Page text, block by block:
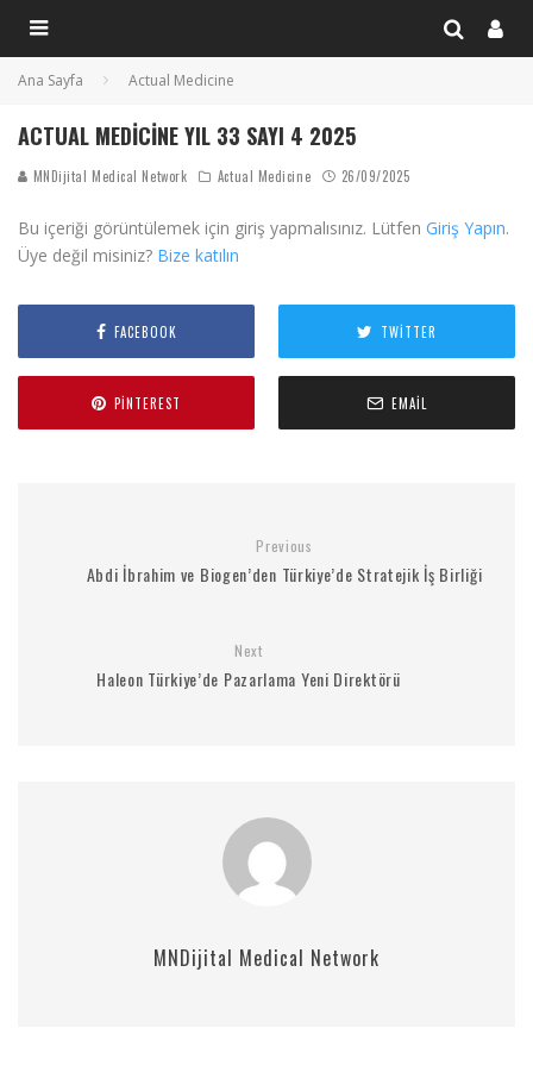
Ana Sayfa Actual Medicine
ACTUAL MEDICINE YIL 33 SAYI 4 2025
MNDijital Medical Network Actual Medicine 26/09/2025
Bu içeriği görüntülemek için giriş yapmalısınız. Lütfen Giriş Yapın.
Üye değil misiniz? Bize katılın
FACEBOOK TWITTER
PINTEREST EMAIL
Previous
Abdi İbrahim ve Biogen’den Türkiye’de Stratejik İş Birliği
Next
Haleon Türkiye’de Pazarlama Yeni Direktörü
MNDijital Medical Network